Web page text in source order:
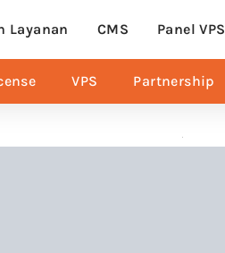
Layanan CMS Panel VPS
VPS Partnership